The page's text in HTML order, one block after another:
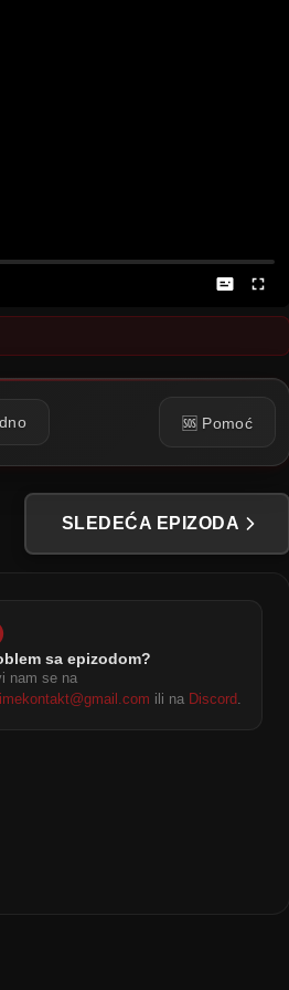
🆘 Pomoć
SLEDEĆA EPIZODA
sa epizodom?
nam se na
ili na Discord